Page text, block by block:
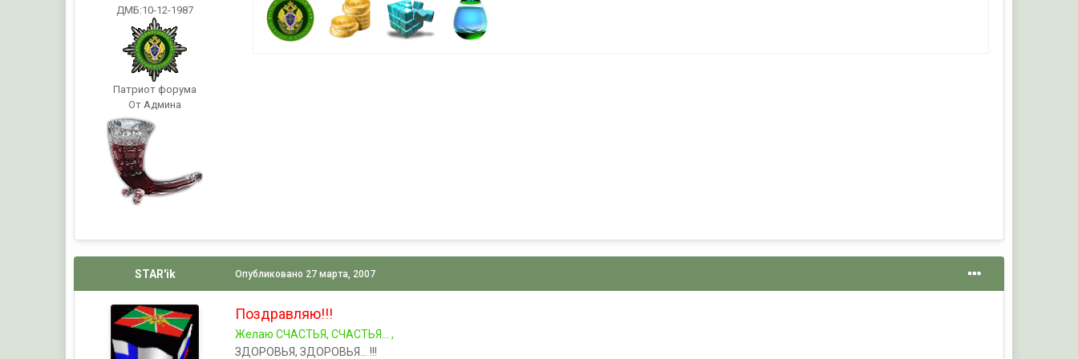
ДМБ:10-12-1987
Патриот форума
От Админа
STAR'ik Опубликовано 27 марта, 2007
Поздравляю!!!
Желаю СЧАСТЬЯ, СЧАСТЬЯ... ,
ЗДОРОВЬЯ, ЗДОРОВЬЯ... !!!